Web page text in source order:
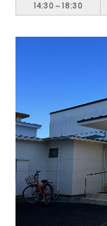
14:30～18:30